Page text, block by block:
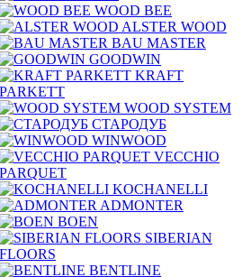
ALSTER WOOD
BAU MASTER
GOODWIN
KRAFT
PARKETT
СТАРОДУБ
WINWOOD
VECCHIO
PARQUET
ADMONTER
BOEN
FLOORS
HOFPARKETT